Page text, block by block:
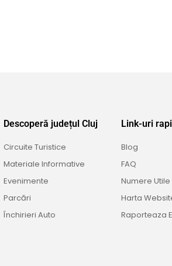
Descoperă județul Cluj
Circuite Turistice
Materiale Informative
Evenimente
Parcări
Închirieri Auto
Link-uri
Blog
FAQ
Numere Utile
Harta
Raporteaza